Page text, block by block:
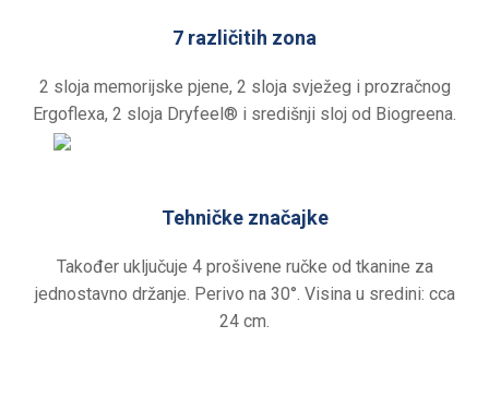
7 različitih zona
2 sloja memorijske pjene, 2 sloja svježeg i prozračnog
Ergoflexa, 2 sloja Dryfeel® i središnji sloj od Biogreena.
Tehničke značajke
Također uključuje 4 prošivene ručke od tkanine za
jednostavno držanje. Perivo na 30°. Visina u sredini: cca
24 cm.